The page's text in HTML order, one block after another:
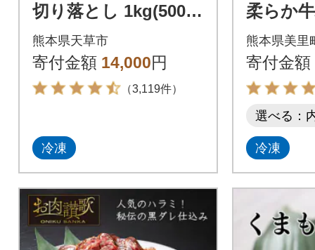
切り落とし 1kg(500g
×2P)_S001-001A
熊本県天草市
寄付金額 14,000円
（3,119件）
冷凍
柔らか
リ)肉 味
g 便利
ク
熊本県美里
寄付金額
選べる：
冷凍